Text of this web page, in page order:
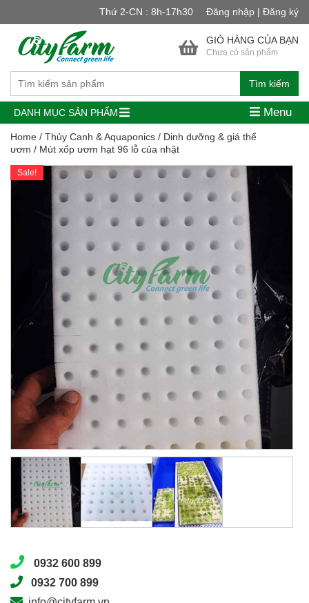
Thứ 2-CN : 8h-17h30 Đăng nhập | Đăng ký
Tìm kiếm
GIỎ HÀNG CỦA BẠN
Chưa có sản phẩm
DANH MỤC SẢN PHẨM Menu
Home / Thủy Canh & Aquaponics / Dinh dưỡng & giá thể
ươm / Mút xốp ươm hạt 96 lỗ của nhật
Sale!
0932 600 899
0932 700 899